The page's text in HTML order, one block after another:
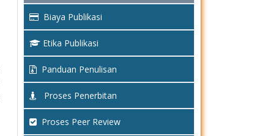
Biaya Publikasi
Etika Publikasi
Panduan Penulisan
Proses Penerbitan
Proses Peer Review